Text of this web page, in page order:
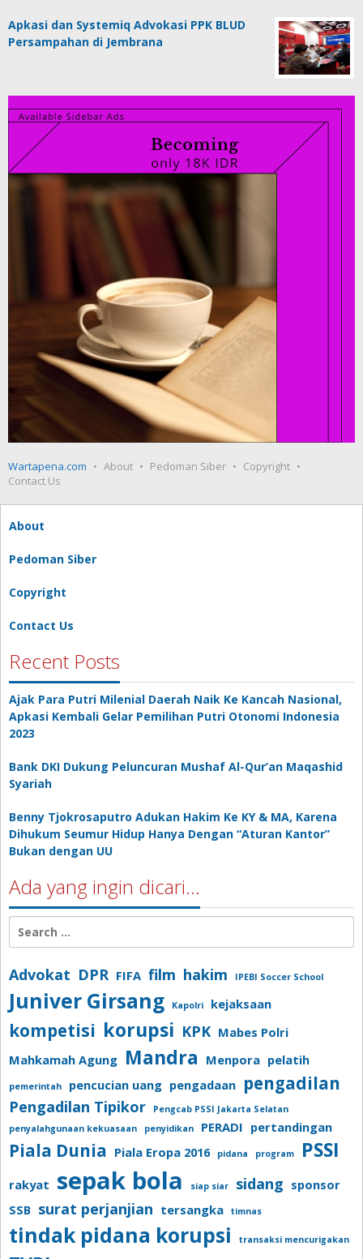
Apkasi dan Systemiq Advokasi PPK BLUD
Persampahan di Jembrana
Wartapena.com About Pedoman Siber
Copyright
Contact Us
About
Pedoman Siber
Copyright
Contact Us
Recent Posts
Ajak Para Putri Milenial Daerah Naik Ke Kancah Nasional,
Apkasi Kembali Gelar Pemilihan Putri Otonomi Indonesia
2023
Bank DKI Dukung Peluncuran Mushaf Al-Qur’an Maqashid
Syariah
Benny Tjokrosaputro Adukan Hakim Ke KY & MA, Karena
Dihukum Seumur Hidup Hanya Dengan “Aturan Kantor”
Bukan dengan UU
Ada yang ingin dicari…
Search
for:
Advokat DPR FIFA film hakim IPEBI Soccer School
Juniver Girsang Kapolri kejaksaan
kompetisi korupsi KPK Mabes Polri
Mahkamah Agung Mandra Menpora pelatih
pemerintah pencucian uang pengadaan pengadilan
Pengadilan Tipikor
Pengcab PSSI Jakarta Selatan
penyalahgunaan kekuasaan
penyidikan PERADI pertandingan
Piala Dunia Piala Eropa 2016 pidana program PSSI
rakyat sepak bola siap siar sidang sponsor
SSB surat perjanjian tersangka timnas
tindak pidana korupsi transaksi mencurigakan